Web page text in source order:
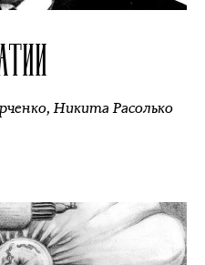
,Никита Расолько